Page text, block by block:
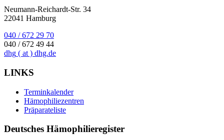
Neumann-Reichardt-Str. 34
22041 Hamburg
040 / 672 29 70
040 / 672 49 44
dhg ( at ) dhg.de
LINKS
Terminkalender
Hämophiliezentren
Präparateliste
Deutsches Hämophilieregister